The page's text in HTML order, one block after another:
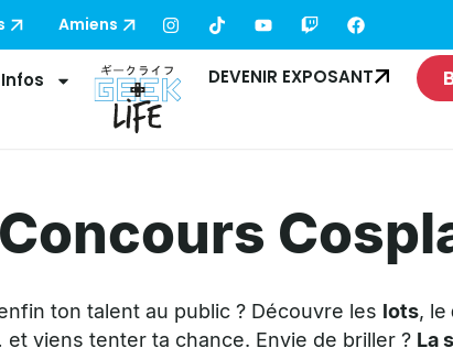
Amiens
Infos DEVENIR EXPOSANT
Concours
ton talent au public ? Découvre les lots, le
et viens tenter ta chance. Envie de briller ? La